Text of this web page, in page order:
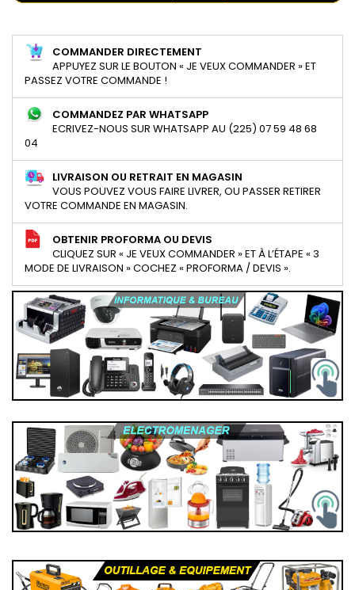
COMMANDER DIRECTEMENT
APPUYEZ SUR LE BOUTON « JE VEUX COMMANDER » ET
PASSEZ VOTRE COMMANDE !
COMMANDEZ PAR WHATSAPP
ECRIVEZ-NOUS SUR WHATSAPP AU (225) 07 59 48 68
04
LIVRAISON OU RETRAIT EN MAGASIN
VOUS POUVEZ VOUS FAIRE LIVRER, OU PASSER RETIRER
VOTRE COMMANDE EN MAGASIN.
OBTENIR PROFORMA OU DEVIS
CLIQUEZ SUR « JE VEUX COMMANDER » ET À L’ÉTAPE « 3
MODE DE LIVRAISON » COCHEZ « PROFORMA / DEVIS ».